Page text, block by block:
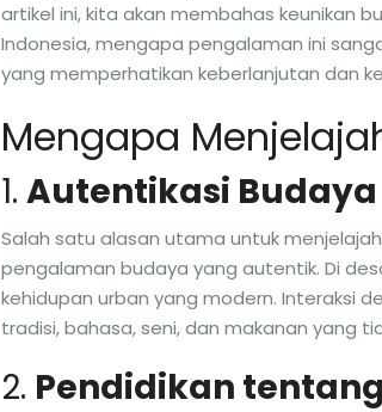
artikel ini, kita akan membahas keunikan
Indonesia, mengapa pengalaman ini
yang memperhatikan keberlanjutan dan
Mengapa
1. Autentikasi Budaya
Salah satu alasan utama untuk
pengalaman budaya yang autentik. Di
kehidupan urban yang modern. Interaksi
tradisi, bahasa, seni, dan makanan yang
2. Pendidikan